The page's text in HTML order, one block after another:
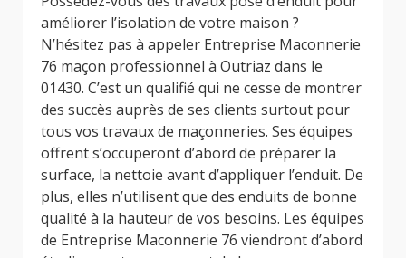
améliorer l’isolation de votre maison ?
N’hésitez pas à appeler Entreprise Maconnerie
76 maçon professionnel à Outriaz dans le
01430. C’est un qualifié qui ne cesse de montrer
des succès auprès de ses clients surtout pour
tous vos travaux de maçonneries. Ses équipes
offrent s’occuperont d’abord de préparer la
surface, la nettoie avant d’appliquer l’enduit. De
plus, elles n’utilisent que des enduits de bonne
qualité à la hauteur de vos besoins. Les équipes
de Entreprise Maconnerie 76 viendront d’abord